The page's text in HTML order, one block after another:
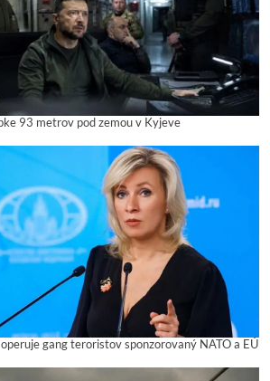
93 metrov pod zemou v Kyjeve
gang teroristov sponzorovaný NATO a EÚ